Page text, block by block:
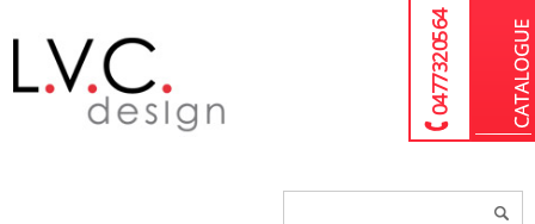
04 77 32 05 64